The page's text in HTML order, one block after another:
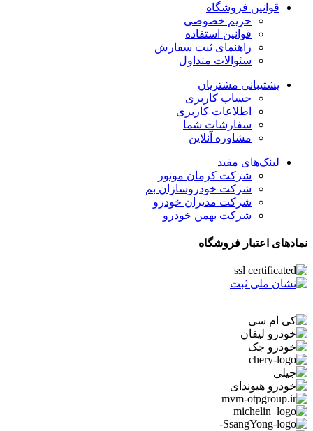
قوانین فروشگاه
حریم خصوصی
قوانین استفاده
راهنمای ثبت سفارش
سئوالات متداول
پشتیبانی مشتریان
حساب کاربری
اطلاعات کاربری
سفارشات شما
مشاوره آنلاین
لینک‌های مفید
شرکت کرمان موتور
شرکت خودروسازان بم
شرکت مدیران خودرو
شرکت بهمن خودرو
نمادهای اعتبار فروشگاه